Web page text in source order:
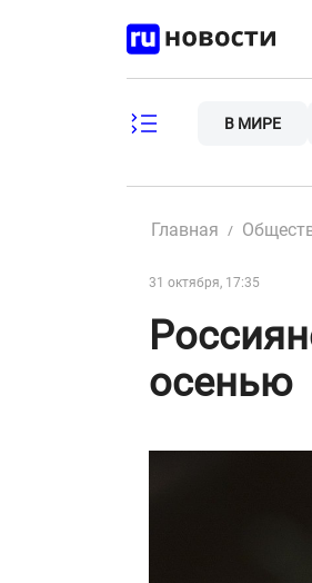
В МИРЕ
Главная
31 октября, 17:35
осенью